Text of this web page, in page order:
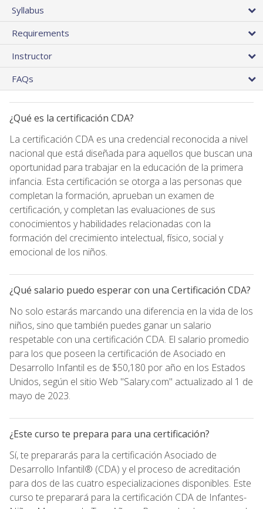
Syllabus
Requirements
Instructor
FAQs
¿Qué es la certificación CDA?
La certificación CDA es una credencial reconocida a nivel
nacional que está diseñada para aquellos que buscan una
oportunidad para trabajar en la educación de la primera
infancia. Esta certificación se otorga a las personas que
completan la formación, aprueban un examen de
certificación, y completan las evaluaciones de sus
conocimientos y habilidades relacionadas con la
formación del crecimiento intelectual, físico, social y
emocional de los niños.
¿Qué salario puedo esperar con una Certificación CDA?
No solo estarás marcando una diferencia en la vida de los
niños, sino que también puedes ganar un salario
respetable con una certificación CDA. El salario promedio
para los que poseen la certificación de Asociado en
Desarrollo Infantil es de $50,180 por año en los Estados
Unidos, según el sitio Web "Salary.com" actualizado al 1 de
mayo de 2023.
¿Este curso te prepara para una certificación?
Sí, te prepararás para la certificación Asociado de
Desarrollo Infantil® (CDA) y el proceso de acreditación
para dos de las cuatro especializaciones disponibles. Este
curso te preparará para la certificación CDA de Infantes-